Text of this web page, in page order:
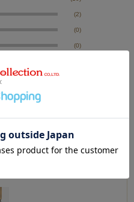
(2)
(0)
(0)
2025.1.22